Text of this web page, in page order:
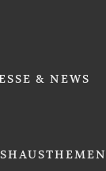
& NEWS